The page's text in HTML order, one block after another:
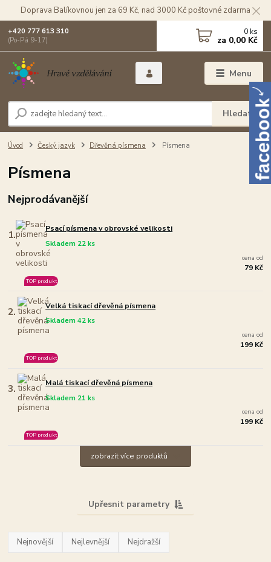
Doprava Balíkovnou jen za 69 Kč, nad 3000 Kč poštovné zdarma
Menu
Hledat
+420 777 613 310
(Po-Pá 9-17)
0 ks
za 0,00 Kč
Úvod Český jazyk Dřevěná písmena Písmena
Písmena
Nejprodávanější
1. Psací písmena v obrovské velikosti
Skladem 22 ks
TOP produkt
cena od
79 Kč
2. Velká tiskací dřevěná písmena
Skladem 42 ks
TOP produkt
cena od
199 Kč
3. Malá tiskací dřevěná písmena
Skladem 21 ks
TOP produkt
cena od
199 Kč
zobrazit více produktů
Upřesnit parametry
Nejnovější Nejlevnější Nejdražší